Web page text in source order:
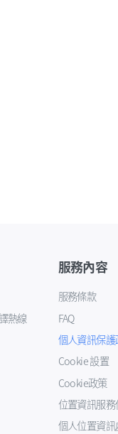
熱線
服務內容
服務條款
FAQ
個人資訊保
Cookie 設置
Cookie政策
位置資訊服
個人位置資